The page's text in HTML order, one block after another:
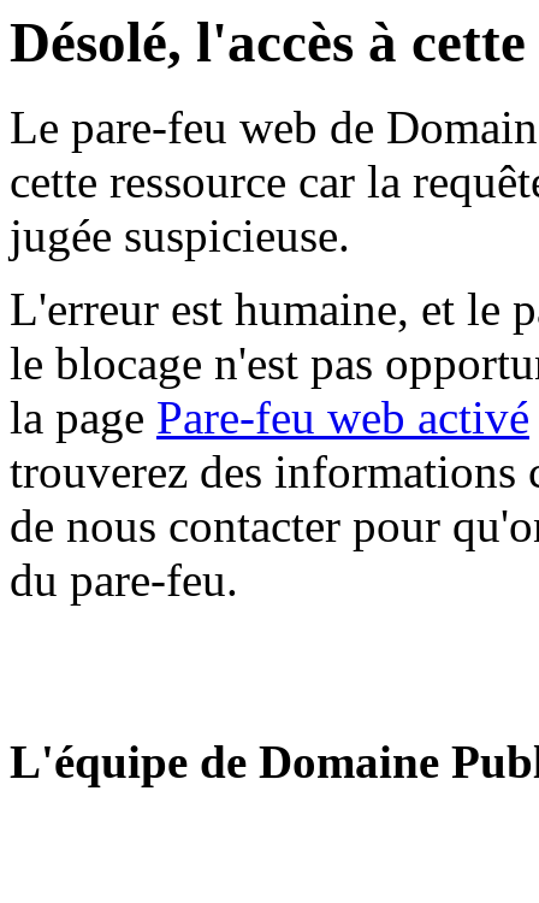
Désolé, l'accès à
Le pare-feu web de
cette ressource car la
jugée suspicieuse.
L'erreur est humaine, et le
le blocage n'est pas
la page Pare-feu web activé
trouverez des informations
de nous contacter pour
du pare-feu.
L'équipe de Domaine